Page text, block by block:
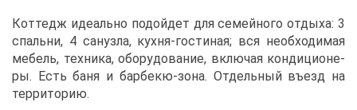
Кот­тедж иде­аль­но по­дой­дет для се­мей­но­го от­ды­ха: 3
спаль­ни, 4 сан­уз­ла, кух­ня-го­сти­ная; вся необ­хо­ди­мая
ме­бель, тех­ни­ка, обо­ру­до­ва­ние, вклю­чая кон­ди­ци­о­не­
ры. Есть ба­ня и бар­бекю-зо­на. От­дель­ный въезд на
тер­ри­то­рию.